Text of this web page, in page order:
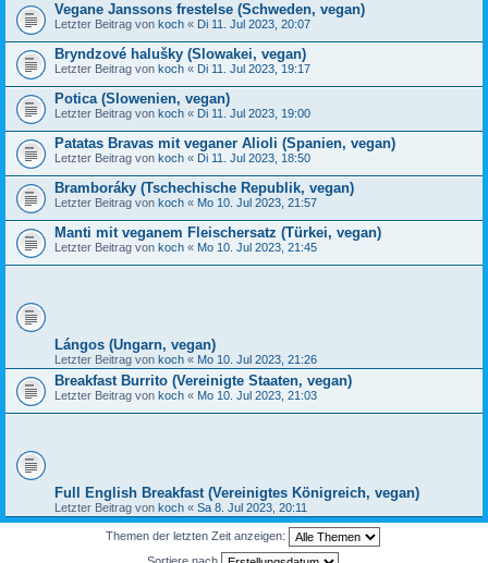
Vegane Janssons frestelse (Schweden, vegan)
Letzter Beitrag von koch « Di 11. Jul 2023, 20:07
Bryndzové halušky (Slowakei, vegan)
Letzter Beitrag von koch « Di 11. Jul 2023, 19:17
Potica (Slowenien, vegan)
Letzter Beitrag von koch « Di 11. Jul 2023, 19:00
Patatas Bravas mit veganer Alioli (Spanien, vegan)
Letzter Beitrag von koch « Di 11. Jul 2023, 18:50
Bramboráky (Tschechische Republik, vegan)
Letzter Beitrag von koch « Mo 10. Jul 2023, 21:57
Manti mit veganem Fleischersatz (Türkei, vegan)
Letzter Beitrag von koch « Mo 10. Jul 2023, 21:45
Lángos (Ungarn, vegan)
Letzter Beitrag von koch « Mo 10. Jul 2023, 21:26
Breakfast Burrito (Vereinigte Staaten, vegan)
Letzter Beitrag von koch « Mo 10. Jul 2023, 21:03
Full English Breakfast (Vereinigtes Königreich, vegan)
Letzter Beitrag von koch « Sa 8. Jul 2023, 20:11
Themen der letzten Zeit anzeigen: